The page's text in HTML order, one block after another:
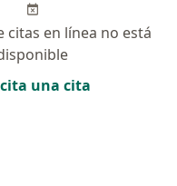
citas en línea no está
una cita